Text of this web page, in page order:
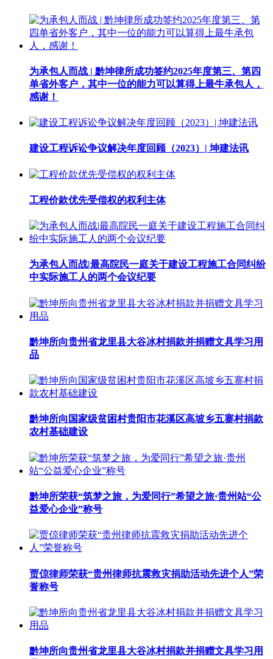
为承包人而战 | 黔坤律所成功签约2025年度第三、第四
单省外客户，其中一位的能力可以算得上最牛承包人，
感谢！
建设工程诉讼争议解决年度回顾（2023）| 坤建法讯
工程价款优先受偿权的权利主体
为承包人而战|最高院民一庭关于建设工程施工合同纠纷
中实际施工人的两个会议纪要
黔坤所向贵州省龙里县大谷冰村捐款并捐赠文具学习用
品
黔坤所向国家级贫困村贵阳市花溪区高坡乡五寨村捐款
农村基础建设
黔坤所荣获“筑梦之旅，为爱同行”希望之旅·贵州站“公
益爱心企业”称号
贾倞律师荣获“贵州律师抗震救灾捐助活动先进个人”荣
誉称号
黔坤所向贵州省龙里县大谷冰村捐款并捐赠文具学习用